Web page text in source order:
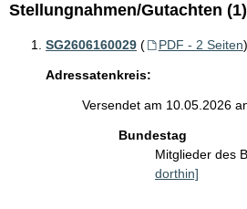
Stellungnahmen/Gutachten (1)
SG2606160029 ( PDF - 2 Seiten)
Adressatenkreis:
Versendet am 10.05.2026
Bundestag
Mitglieder des
dorthin]